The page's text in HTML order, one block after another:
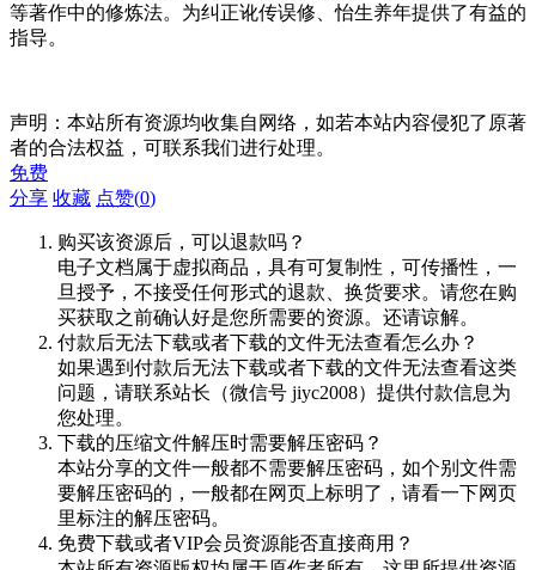
等著作中的修炼法。为纠正讹传误修、怡生养年提供了有益的
指导。
声明：本站所有资源均收集自网络，如若本站内容侵犯了原著
者的合法权益，可联系我们进行处理。
免费
分享 收藏 点赞(0)
购买该资源后，可以退款吗？
电子文档属于虚拟商品，具有可复制性，可传播性，一
旦授予，不接受任何形式的退款、换货要求。请您在购
买获取之前确认好是您所需要的资源。还请谅解。
付款后无法下载或者下载的文件无法查看怎么办？
如果遇到付款后无法下载或者下载的文件无法查看这类
问题，请联系站长（微信号 jiyc2008）提供付款信息为
您处理。
下载的压缩文件解压时需要解压密码？
本站分享的文件一般都不需要解压密码，如个别文件需
要解压密码的，一般都在网页上标明了，请看一下网页
里标注的解压密码。
免费下载或者VIP会员资源能否直接商用？